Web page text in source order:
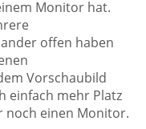
Monitor hat.
offen haben
Vorschaubild
einfach mehr Platz
einen Monitor.